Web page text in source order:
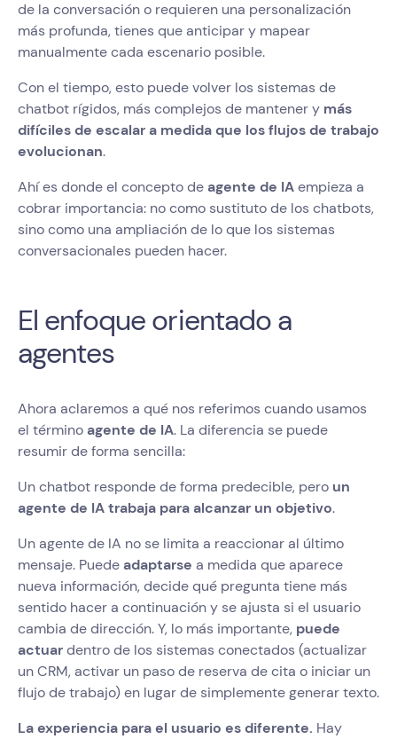
de la conversación o requieren una personalización
más profunda, tienes que anticipar y mapear
manualmente cada escenario posible.
Con el tiempo, esto puede volver los sistemas de
chatbot rígidos, más complejos de mantener y más
difíciles de escalar a medida que los flujos de trabajo
evolucionan.
Ahí es donde el concepto deagente de IAempieza a
cobrar importancia: no como sustituto de los chatbots,
sino como una ampliación de lo que los sistemas
conversacionales pueden hacer.
El enfoque orientado a
agentes
Ahora aclaremos a qué nos referimos cuando usamos
el términoagente de IA. La diferencia se puede
resumir de forma sencilla:
Un chatbot responde de forma predecible, pero un
agente de IA trabaja para alcanzar un objetivo.
Un agente de IA no se limita a reaccionar al último
mensaje. Puedeadaptarse a medida que aparece
nueva información, decide qué pregunta tiene más
sentido hacer a continuación y se ajusta si el usuario
cambia de dirección. Y, lo más importante, puede
actuardentro de los sistemas conectados (actualizar
un CRM, activar un paso de reserva de cita o iniciar un
flujo de trabajo) en lugar de simplemente generar texto.
La experiencia para el usuario es diferente. Hay